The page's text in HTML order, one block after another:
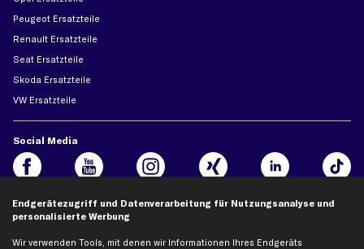
Peugeot Ersatzteile
Renault Ersatzteile
Seat Ersatzteile
Skoda Ersatzteile
VW Ersatzteile
Social Media
Jetzt APP Downloaden
Endgerätezugriff und Datenverarbeitung für Nutzungsanalyse und
personalisierte Werbung
Wir verwenden Tools, mit denen wir Informationen Ihres Endgeräts